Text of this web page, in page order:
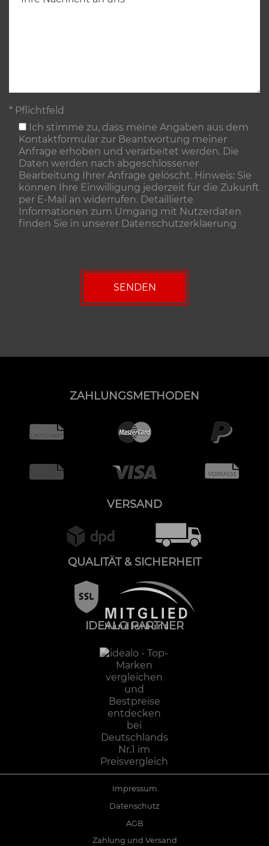
* Pflichtfeld
Ich stimme zu, dass meine Angaben aus dem
Kontaktformular zur Beantwortung meiner
Anfrage erhoben und verarbeitet werden. Die
Daten werden nach abgeschlossener
Bearbeitung Ihrer Anfrage gelöscht. Hinweis: Sie
können Ihre Einwilligung jederzeit für die Zukunft
per E-Mail an widerrufen. Detaillierte
Informationen zum Umgang mit Nutzerdaten
finden Sie in unserer Datenschutzerklaerung
ZAHLUNGSMETHODEN
VERSAND
QUALITÄT & SICHERHEIT
IDEALO PARTNER
Impressum
Datenschutz
AGB
Zahlung und Versand